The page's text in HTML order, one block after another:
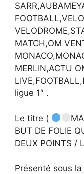
MATCH,OM
MERLIN,ACTU
ligue 1″ .
Le titre (
BUT DE FOLIE
DEUX POINTS /
Présenté sous la